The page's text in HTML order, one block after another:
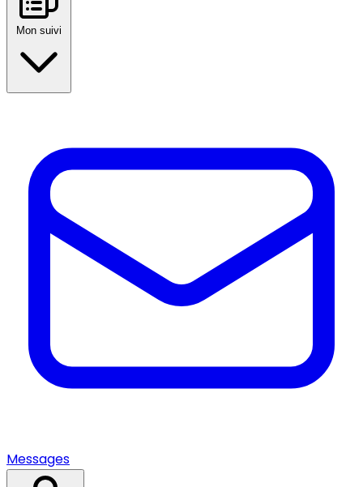
Mon suivi
Messages